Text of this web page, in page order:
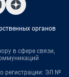
органов
в сфере связи,
регистрации: ЭЛ №